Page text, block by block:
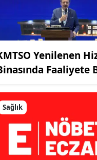
Yenilenen
Faaliyete
Sağlık